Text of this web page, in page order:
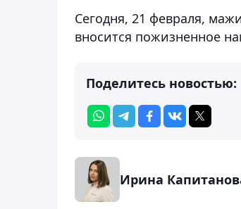
Сегодня, 21 февраля,
вносится пожизненное
Поделитесь новостью:
Ирина